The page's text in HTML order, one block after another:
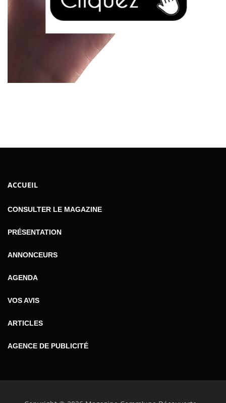
ACCUEIL
CONSULTER LE MAGAZINE
PRÉSENTATION
ANNONCEURS
AGENDA
VOS AVIS
ARTICLES
AGENCE DE PUBLICITÉ